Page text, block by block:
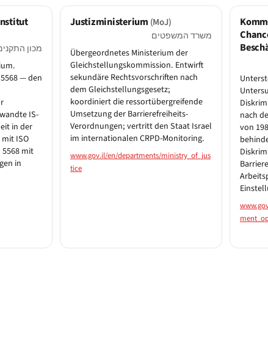
מכון
— den
IS-
in der
ISO
5568 mit
in
Justizministerium (MoJ)
משרד המשפטים
Übergeordnetes Ministerium der
Gleichstellungskommission. Entwirft
sekundäre Rechtsvorschriften nach
dem Gleichstellungsgesetz;
koordiniert die ressortübergreifende
Umsetzung der Barrierefreiheits-
Verordnungen; vertritt den Staat Israel
im internationalen CRPD-Monitoring.
www.gov.il/en/departments/ministry_of_jus
tice
nach
von